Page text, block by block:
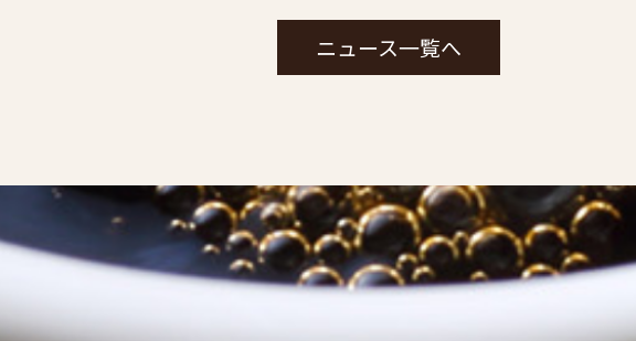
ニュース一覧へ